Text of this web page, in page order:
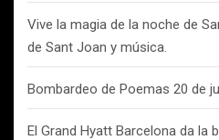
Vive la magia de la noche de
de Sant Joan y música.
Bombardeo de Poemas 20 de
El Grand Hyatt Barcelona da la